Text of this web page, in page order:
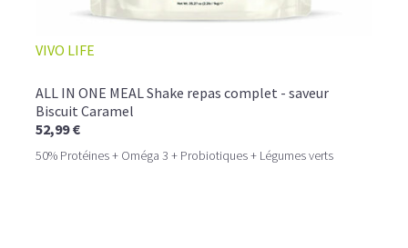
VIVO LIFE
ALL IN ONE MEAL Shake repas complet - saveur
Biscuit Caramel
52,99 €
50% Protéines + Oméga 3 + Probiotiques + Légumes verts